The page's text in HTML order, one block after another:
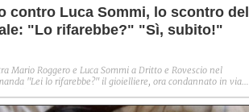
contro Luca Sommi, lo scontro del
"Lo rifarebbe?" "Sì, subito!"
Mario Roggero e Luca Sommi a Dritto e Rovescio nel
"Lei lo rifarebbe?" il gioielliere, ora condannato in via